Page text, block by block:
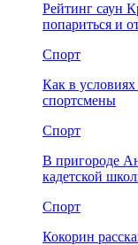
Рейтинг саун
попариться и
Спорт
Как в
спортсмены
Спорт
В пригороде
кадетской
Спорт
Кокорин